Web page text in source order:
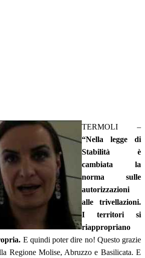
TERMOLI –
“Nella legge di
Stabilità è
cambiata la
norma sulle
autorizzazioni
alle trivellazioni.
I territori si
riappropriano
E quindi poter dire no! Questo grazie
Regione Molise, Abruzzo e Basilicata. E